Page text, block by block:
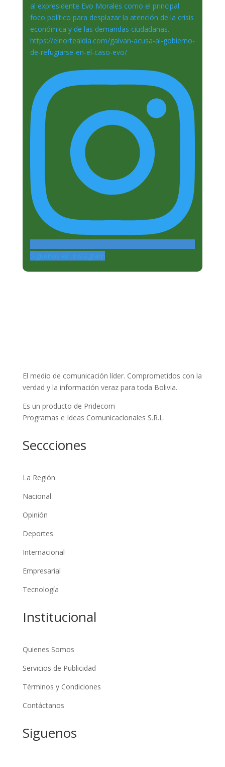
Siguenos en Instagram
El medio de comunicación líder. Comprometidos con la
verdad y la información veraz para toda Bolivia.
Es un producto de Pridecom
Programas e Ideas Comunicacionales S.R.L.
Seccciones
La Región
Nacional
Opinión
Deportes
Internacional
Empresarial
Tecnología
Institucional
Quienes Somos
Servicios de Publicidad
Términos y Condiciones
Contáctanos
Siguenos